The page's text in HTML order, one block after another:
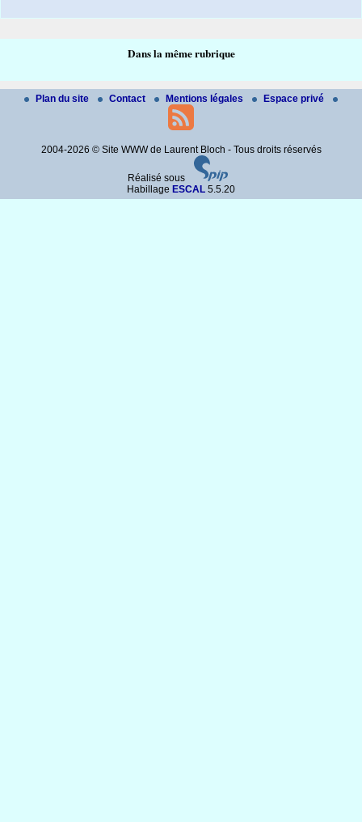
Dans la même rubrique
Plan du site Contact Mentions légales Espace privé
2004-2026 © Site WWW de Laurent Bloch - Tous droits réservés
Réalisé sous
Habillage ESCAL 5.5.20